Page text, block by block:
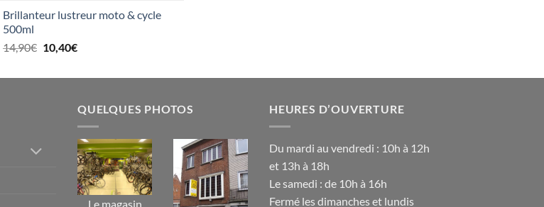
Brillanteur lustreur moto & cycle
500ml
14,90€ Le
initial
14,90€.
10,40€Le
actuel
10,40€.
QUELQUES PHOTOS
Le magasin
HEURES D’OUVERTURE
Du mardi au vendredi : 10h à 12h
et 13h à 18h
Le samedi : de 10h à 16h
Fermé les dimanches et lundis